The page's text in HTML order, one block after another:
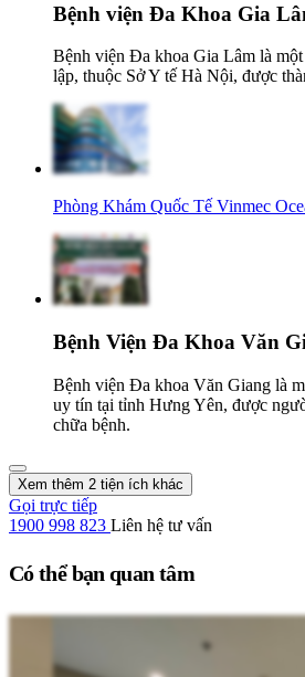
Bệnh viện Đa Khoa Gia
Bệnh viện Đa khoa Gia Lâm là
lập, thuộc Sở Y tế Hà Nội, được
Phòng Khám Quốc Tế Vinmec
Bệnh Viện Đa Khoa Văn
Bệnh viện Đa khoa Văn Giang là
uy tín tại tỉnh Hưng Yên, được
chữa bệnh.
Xem thêm 2 tiện ích khác
Gọi trực tiếp
1900 998 823 Liên hệ tư vấn
Có thể bạn quan tâm